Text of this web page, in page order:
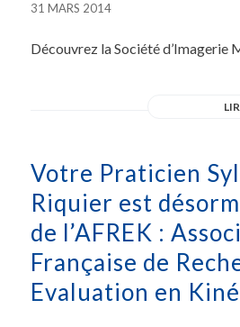
31 MARS 2014
Découvrez la Société d’Imagerie
Votre Praticien
Riquier est
de l’AFREK :
Française de
Evaluation en